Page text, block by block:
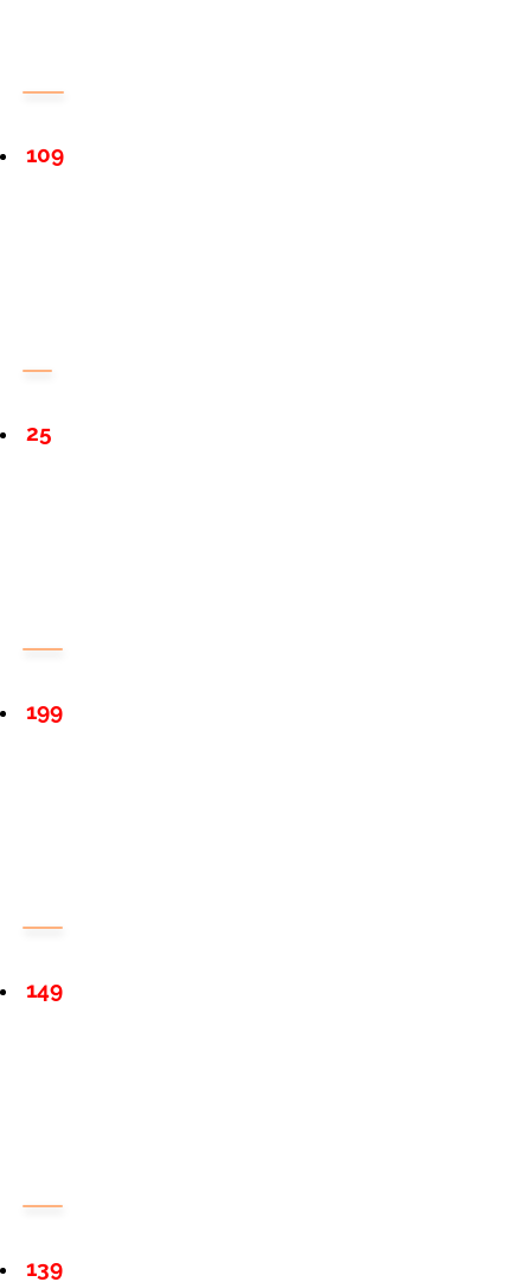
109
25
199
149
139